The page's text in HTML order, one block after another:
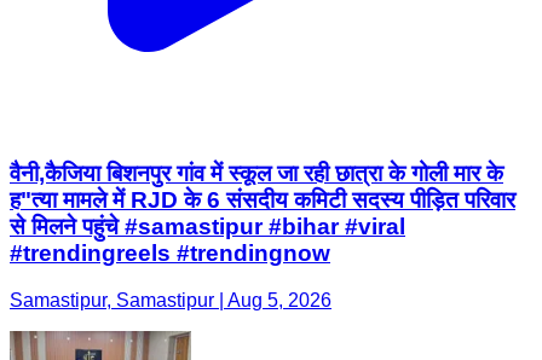
वैनी,कैजिया बिशनपुर गांव में स्कूल जा रही छात्रा के गोली मार के
ह"त्या मामले में RJD के 6 संसदीय कमिटी सदस्य पीड़ित परिवार
से मिलने पहुंचे #samastipur #bihar #viral
#trendingreels #trendingnow
Samastipur, Samastipur | Aug 5, 2026